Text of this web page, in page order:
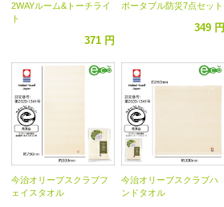
2WAYルーム&トーチライ
ト
371 円
ポータブル防災7点セット
349 円
今治オリーブスクラブフ
ェイスタオル
今治オリーブスクラブハ
ンドタオル